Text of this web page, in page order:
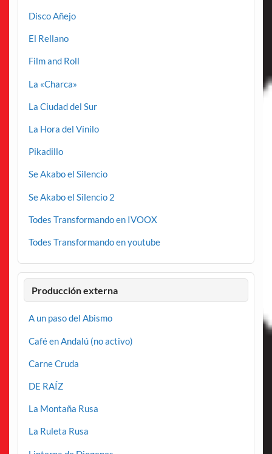
Disco Añejo
El Rellano
Film and Roll
La «Charca»
La Ciudad del Sur
La Hora del Vinilo
Pikadillo
Se Akabo el Silencio
Se Akabo el Silencio 2
Todes Transformando en IVOOX
Todes Transformando en youtube
Producción externa
A un paso del Abismo
Café en Andalú (no activo)
Carne Cruda
DE RAÍZ
La Montaña Rusa
La Ruleta Rusa